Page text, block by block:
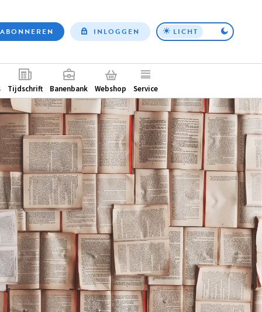
Top
ABONNEREN INLOGGEN LICHT
Tijdschrift Banenbank Webshop Service